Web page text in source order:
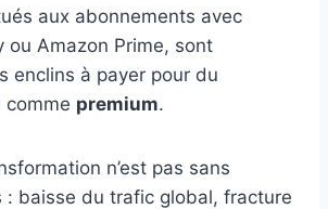
aux abonnements avec
ou Amazon Prime, sont
enclins à payer pour du
comme premium.
n’est pas sans
: baisse du trafic global, fracture